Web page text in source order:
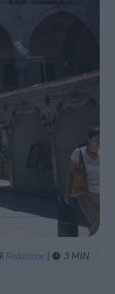
Redazione|  3 MIN